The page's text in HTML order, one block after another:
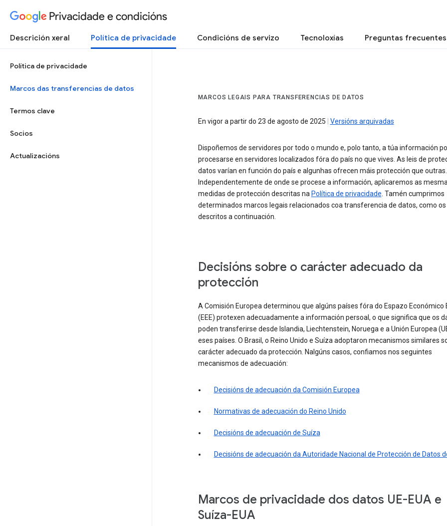
Privacidade e condicións
Descrición xeral Política de privacidade Condicións de servizo Tecnoloxías Preguntas frecuentes
Política de privacidade
Marcos das transferencias de datos
Termos clave
Socios
Actualizacións
MARCOS LEGAIS PARA TRANSFERENCIAS DE DATOS
En vigor a partir do 23 de agosto de 2025 Versións arquivadas
Dispoñemos de servidores por todo o mundo e, polo tanto, a túa información
procesarse en servidores localizados fóra do país no que vives. As leis de
datos varían en función do país e algunhas ofrecen máis protección que outras.
Independentemente de onde se procese a información, aplicaremos as
medidas de protección descritas na Política de privacidade. Tamén cumprimos
determinados marcos legais relacionados coa transferencia de datos, como os
descritos a continuación.
Decisións sobre o carácter adecuado da
protección
A Comisión Europea determinou que algúns países fóra do Espazo Económico
(EEE) protexen adecuadamente a información persoal, o que significa que os
poden transferirse desde Islandia, Liechtenstein, Noruega e a Unión Europea
eses países. O Brasil, o Reino Unido e Suíza adoptaron mecanismos similares
carácter adecuado da protección. Nalgúns casos, confiamos nos seguintes
mecanismos de adecuación:
Decisións de adecuación da Comisión Europea
Normativas de adecuación do Reino Unido
Decisións de adecuación de Suíza
Decisións de adecuación da Autoridade Nacional de Protección de Datos
Marcos de privacidade dos datos UE-EUA e
Suíza-EUA